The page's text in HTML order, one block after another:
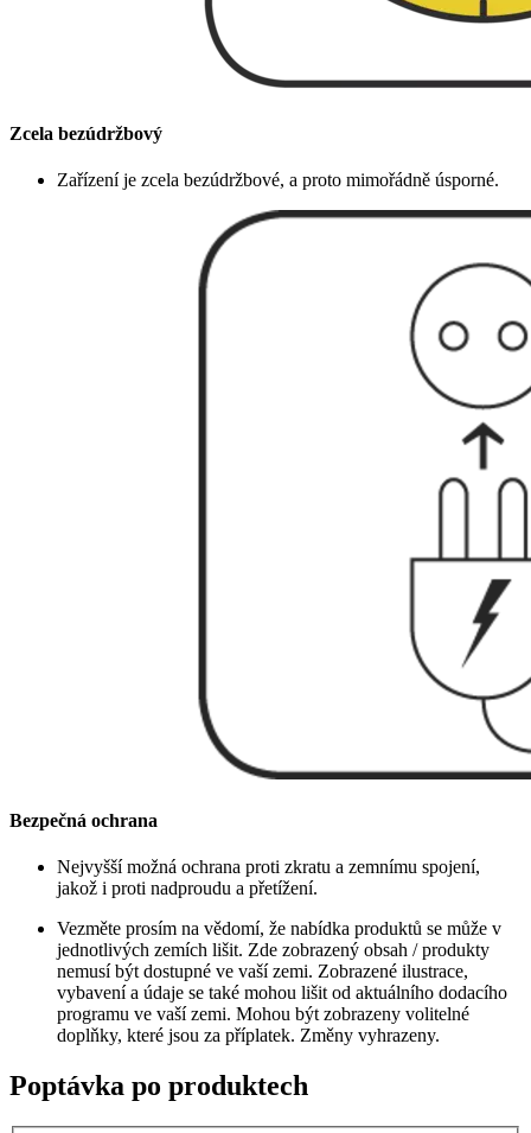
Zcela bezúdržbový
Zařízení je zcela bezúdržbové, a proto mimořádně úsporné.
Bezpečná ochrana
Nejvyšší možná ochrana proti zkratu a zemnímu spojení,
jakož i proti nadproudu a přetížení.
Vezměte prosím na vědomí, že nabídka produktů se může v
jednotlivých zemích lišit. Zde zobrazený obsah / produkty
nemusí být dostupné ve vaší zemi. Zobrazené ilustrace,
vybavení a údaje se také mohou lišit od aktuálního dodacího
programu ve vaší zemi. Mohou být zobrazeny volitelné
doplňky, které jsou za příplatek. Změny vyhrazeny.
Poptávka po produktech